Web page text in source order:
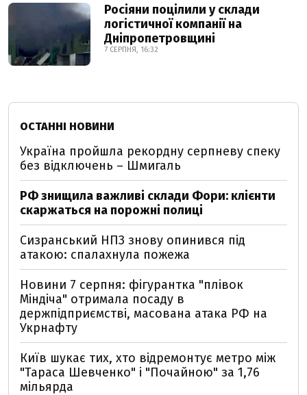
Росіяни поцілили у склади
логістичної компанії на
Дніпропетровщині
7 СЕРПНЯ, 16:32
ОСТАННІ НОВИНИ
Україна пройшла рекордну серпневу спеку
без відключень – Шмигаль
РФ знищила важливі склади Фори: клієнти
скаржаться на порожні полиці
Сизранський НПЗ знову опинився під
атакою: спалахнула пожежа
Новини 7 серпня: фігурантка "плівок
Міндіча" отримала посаду в
держпідприємстві, масована атака РФ на
Укрнафту
Київ шукає тих, хто відремонтує метро між
"Тараса Шевченко" і "Почайною" за 1,76
мільярда